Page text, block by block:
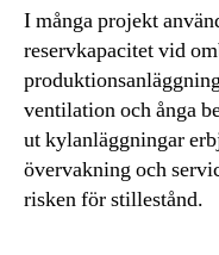
I många projekt
reservkapacitet vid
ventilation och ånga
ut kylanläggningar
övervakning och
risken för stillestånd.